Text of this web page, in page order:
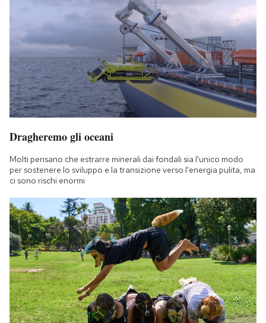
Dragheremo gli oceani
Molti pensano che estrarre minerali dai fondali sia l'unico modo
per sostenere lo sviluppo e la transizione verso l'energia pulita, ma
ci sono rischi enormi